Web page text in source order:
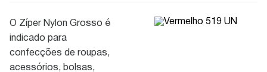
O Zíper Nylon Grosso é
indicado para
confecções de roupas,
acessórios, bolsas,